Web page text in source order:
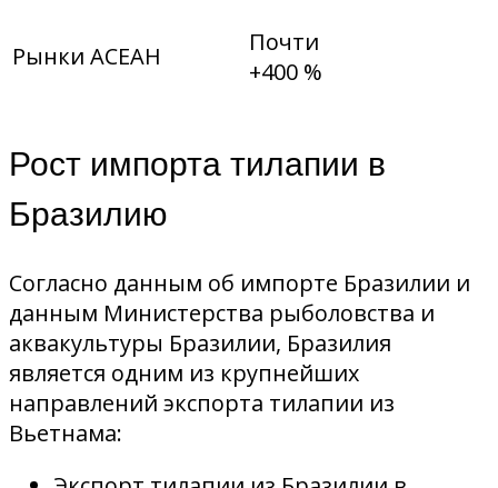
Рынки АСЕАН
Почти
+400 %
Рост импорта тилапии в
Бразилию
Согласно данным об импорте Бразилии и
данным Министерства рыболовства и
аквакультуры Бразилии, Бразилия
является одним из крупнейших
направлений экспорта тилапии из
Вьетнама: